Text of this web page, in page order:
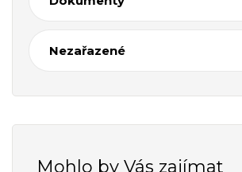
Nezařazené
Mohlo by Vás zajímat